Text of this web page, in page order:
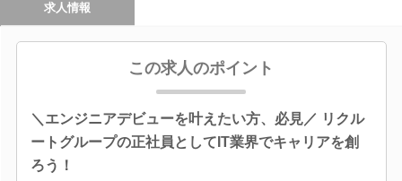
求人情報
この求人のポイント
＼エンジニアデビューを叶えたい方、必見／ リクル
ートグループの正社員としてIT業界でキャリアを創
ろう！